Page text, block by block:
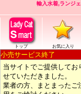
輸入水着,ランジ
トップ お気に入り
小売サービス終了
当サイトでご提供してお
せていただきました。
業者の方、まとまったご